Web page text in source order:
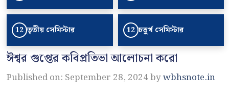
12 তৃতীয় সেমিস্টার 12 চতুর্থ সেমিস্টার
ঈশ্বর গুপ্তের কবিপ্রতিভা আলোচনা করো
Published on: September 28, 2024bywbhsnote.in